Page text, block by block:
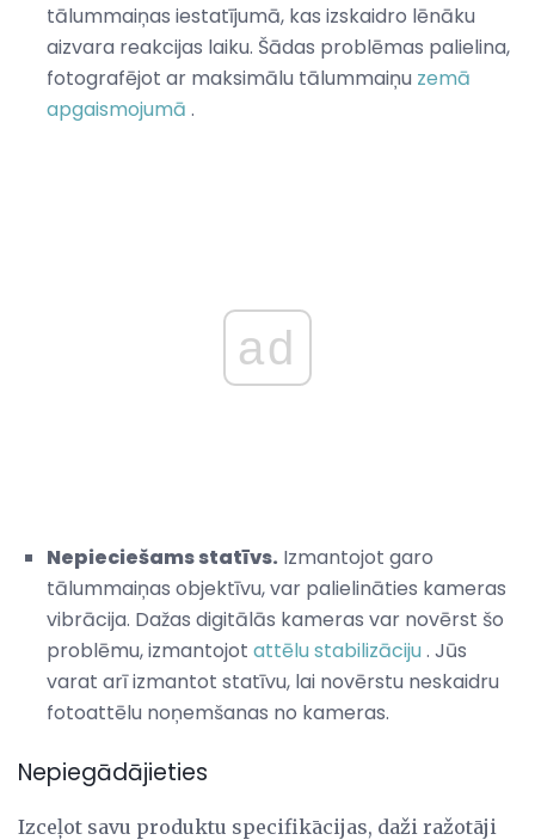
tālummaiņas iestatījumā, kas izskaidro lēnāku
aizvara reakcijas laiku. Šādas problēmas palielina,
fotografējot ar maksimālu tālummaiņu zemā
apgaismojumā .
ad
Nepieciešams statīvs. Izmantojot garo
tālummaiņas objektīvu, var palielināties kameras
vibrācija. Dažas digitālās kameras var novērst šo
problēmu, izmantojot attēlu stabilizāciju. Jūs
varat arī izmantot statīvu, lai novērstu neskaidru
fotoattēlu noņemšanas no kameras.
Nepiegādājieties
Izceļot savu produktu specifikācijas, daži ražotāji